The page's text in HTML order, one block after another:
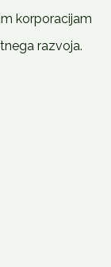
korporacijam
razvoja.